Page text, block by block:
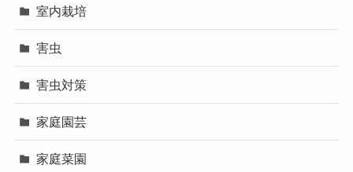
室内栽培
害虫
害虫対策
家庭園芸
家庭菜園